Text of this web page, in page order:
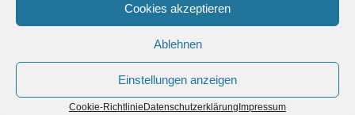
Cookies akzeptieren
Ablehnen
Einstellungen anzeigen
Cookie-Richtlinie Datenschutzerklärung Impressum
Gewinnspiel her und schon starten wir ein
neues. In Zusammenarbeit mit Nintendo…
Grußelspaß für Jung und Alt: Ab
Gründonnerstag stürzt sich Luigi in
ein neues Abenteuer
In genau zwei Wochen erscheint endlich Luigi’s